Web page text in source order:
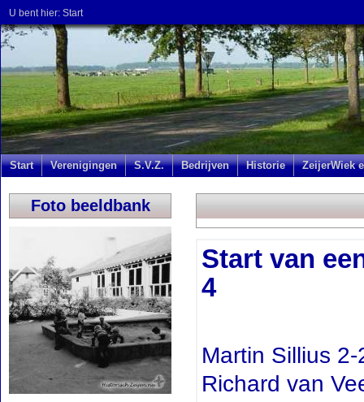
U bent hier: Start
Start Verenigingen S.V.Z. Bedrijven Historie ZeijerWiek
Foto beeldbank
Start van
4
Martin Sillius 2-
Richard van